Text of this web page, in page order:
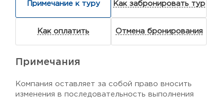
Примечание к туру Как забронировать тур
Как оплатить Отмена бронирования
Примечания
Компания оставляет за собой право вносить
изменения в последовательность выполнения